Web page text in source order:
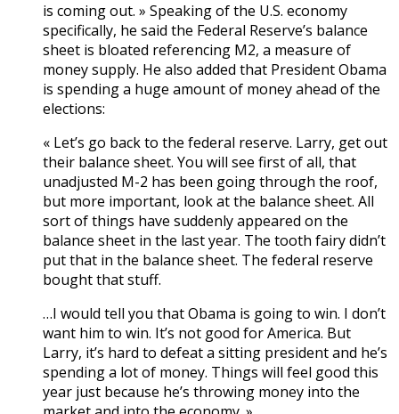
is coming out. » Speaking of the U.S. economy
specifically, he said the Federal Reserve’s balance
sheet is bloated referencing M2, a measure of
money supply. He also added that President Obama
is spending a huge amount of money ahead of the
elections:
« Let’s go back to the federal reserve. Larry, get out
their balance sheet. You will see first of all, that
unadjusted M-2 has been going through the roof,
but more important, look at the balance sheet. All
sort of things have suddenly appeared on the
balance sheet in the last year. The tooth fairy didn’t
put that in the balance sheet. The federal reserve
bought that stuff.
…I would tell you that Obama is going to win. I don’t
want him to win. It’s not good for America. But
Larry, it’s hard to defeat a sitting president and he’s
spending a lot of money. Things will feel good this
year just because he’s throwing money into the